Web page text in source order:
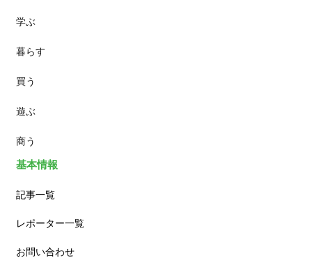
パン
スイーツ
ランチ
カフェ
学ぶ
暮らす
買う
遊ぶ
商う
基本情報
記事一覧
レポーター一覧
お問い合わせ